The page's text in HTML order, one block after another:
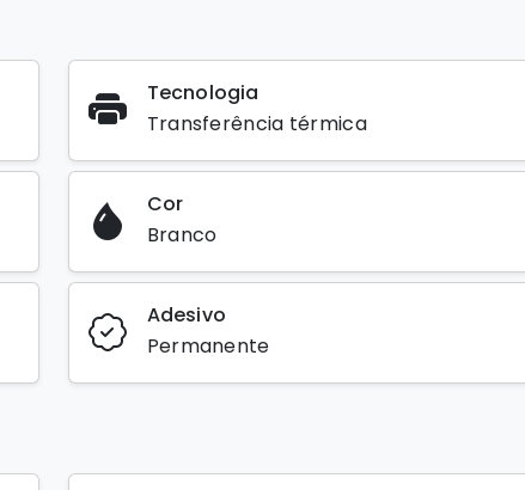
PremiumTecnologia
Transferência térmica
Cor
Branco
Adesivo
Permanente